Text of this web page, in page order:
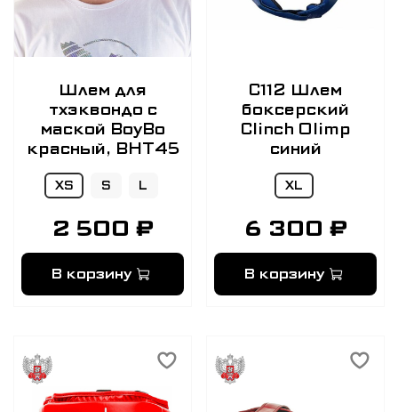
Шлем для
тхэквондо с
маской BoyBo
красный, BHT45
XS S L
2 500 ₽
В корзину
C112 Шлем
боксерский
Clinch Olimp
синий
XL
6 300 ₽
В корзину